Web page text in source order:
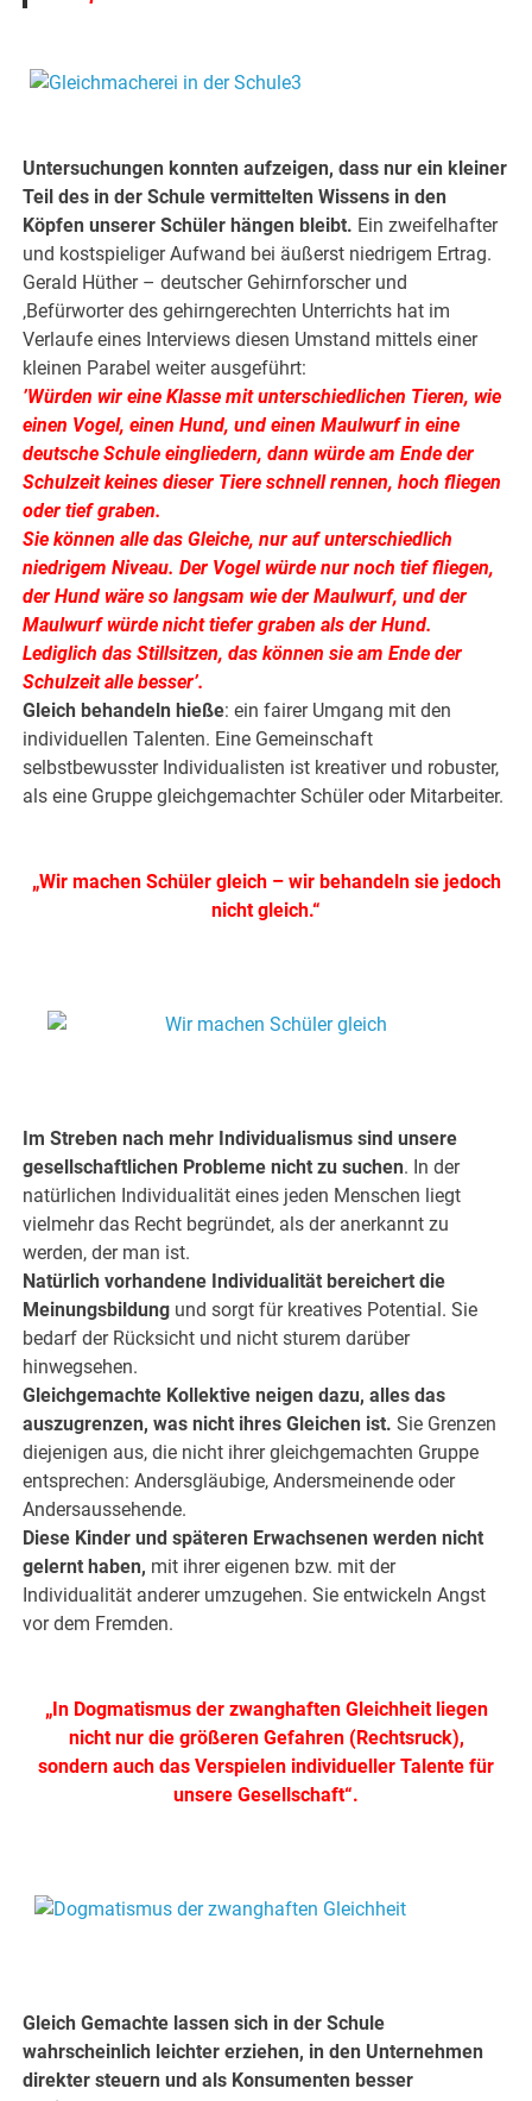
Untersuchungen konnten aufzeigen, dass nur ein kleiner
Teil des in der Schule vermittelten Wissens in den
Köpfen unserer Schüler hängen bleibt. Ein zweifelhafter
und kostspieliger Aufwand bei äußerst niedrigem Ertrag.
Gerald Hüther – deutscher Gehirnforscher und
‚Befürworter des gehirngerechten Unterrichts hat im
Verlaufe eines Interviews diesen Umstand mittels einer
kleinen Parabel weiter ausgeführt:
’Würden wir eine Klasse mit unterschiedlichen Tieren, wie
einen Vogel, einen Hund, und einen Maulwurf in eine
deutsche Schule eingliedern, dann würde am Ende der
Schulzeit keines dieser Tiere schnell rennen, hoch fliegen
oder tief graben.
Sie können alle das Gleiche, nur auf unterschiedlich
niedrigem Niveau. Der Vogel würde nur noch tief fliegen,
der Hund wäre so langsam wie der Maulwurf, und der
Maulwurf würde nicht tiefer graben als der Hund.
Lediglich das Stillsitzen, das können sie am Ende der
Schulzeit alle besser’.
Gleich behandeln hieße: ein fairer Umgang mit den
individuellen Talenten. Eine Gemeinschaft
selbstbewusster Individualisten ist kreativer und robuster,
als eine Gruppe gleichgemachter Schüler oder Mitarbeiter.
„Wir machen Schüler gleich – wir behandeln sie jedoch
nicht gleich.“
Im Streben nach mehr Individualismus sind unsere
gesellschaftlichen Probleme nicht zu suchen. In der
natürlichen Individualität eines jeden Menschen liegt
vielmehr das Recht begründet, als der anerkannt zu
werden, der man ist.
Natürlich vorhandene Individualität bereichert die
Meinungsbildung und sorgt für kreatives Potential. Sie
bedarf der Rücksicht und nicht sturem darüber
hinwegsehen.
Gleichgemachte Kollektive neigen dazu, alles das
auszugrenzen, was nicht ihres Gleichen ist. Sie Grenzen
diejenigen aus, die nicht ihrer gleichgemachten Gruppe
entsprechen: Andersgläubige, Andersmeinende oder
Andersaussehende.
Diese Kinder und späteren Erwachsenen werden nicht
gelernt haben, mit ihrer eigenen bzw. mit der
Individualität anderer umzugehen. Sie entwickeln Angst
vor dem Fremden.
„In Dogmatismus der zwanghaften Gleichheit liegen
nicht nur die größeren Gefahren (Rechtsruck),
sondern auch das Verspielen individueller Talente für
unsere Gesellschaft“.
Gleich Gemachte lassen sich in der Schule
wahrscheinlich leichter erziehen, in den Unternehmen
direkter steuern und als Konsumenten besser